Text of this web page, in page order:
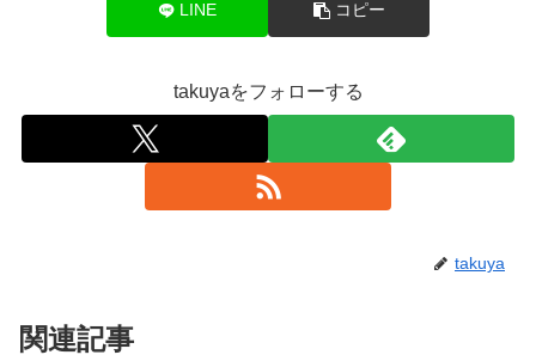
LINE コピー
takuyaをフォローする
takuya
関連記事